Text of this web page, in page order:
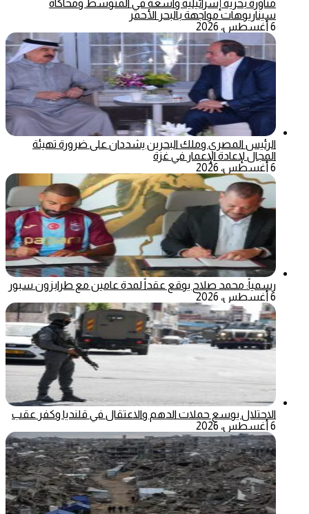
مناورة بحرية إسرائيلية واسعة في المتوسط ومحاكاة
سيناريوهات مواجهة بالبحر الأحمر
6 أغسطس، 2026
الرئيس المصري وملك البحرين يشددان على ضرورة تهيئة
المجال لإعادة الإعمار في غزة
6 أغسطس، 2026
رسمياً: محمد صلاح يوقع عقداً لمدة عامين مع طرابزون سبور
6 أغسطس، 2026
الاحتلال يوسع حملات الدهم والاعتقال في قلنديا وكفر عقب
6 أغسطس، 2026